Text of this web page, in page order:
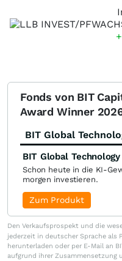
Fonds von BIT
Award Winner
BIT Global
BIT Global
Schon heute in die KI-
morgen investieren.
Zum Produkt
Den Verkaufsprospekt und die
jederzeit in deutscher Sprache als
herunterladen oder per E-Mail an
aufgrund ihrer Zusammensetzung